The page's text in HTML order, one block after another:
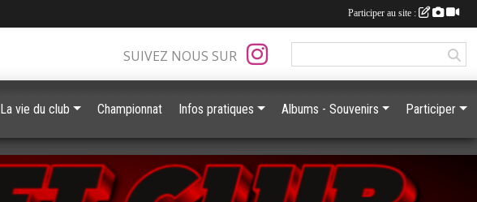
SUIVEZ NOUS SUR
La vie du club Championnat Infos pratiques Albums - Souvenirs Participer
Participer au site :